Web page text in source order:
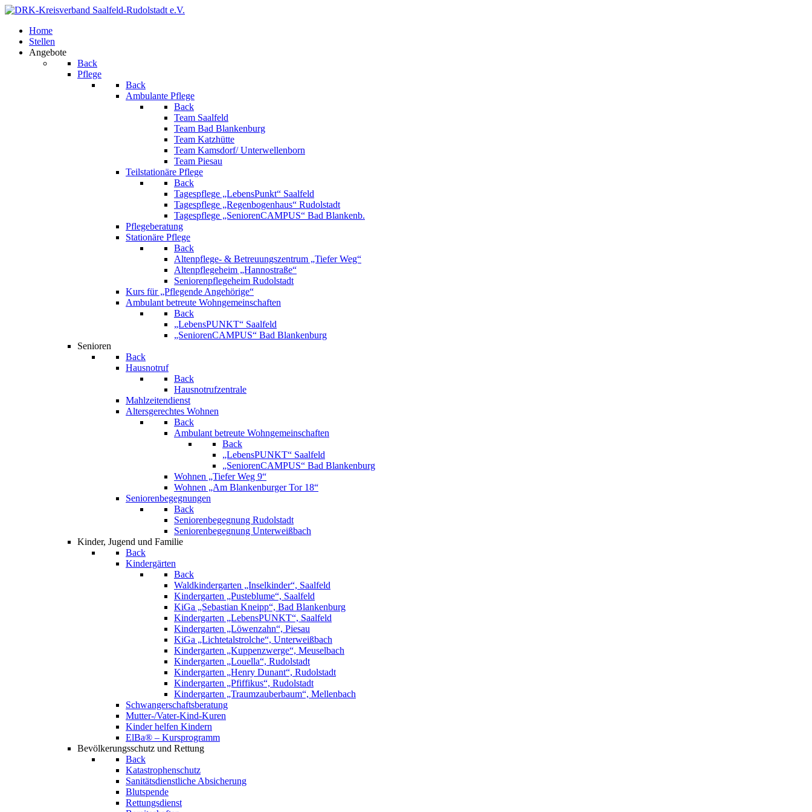
Home
Stellen
Angebote
Back
Pflege
Back
Ambulante Pflege
Back
Team Saalfeld
Team Bad Blankenburg
Team Katzhütte
Team Kamsdorf/ Unterwellenborn
Team Piesau
Teilstationäre Pflege
Back
Tagespflege „LebensPunkt“ Saalfeld
Tagespflege „Regenbogenhaus“ Rudolstadt
Tagespflege „SeniorenCAMPUS“ Bad Blankenb.
Pflegeberatung
Stationäre Pflege
Back
Altenpflege- & Betreuungszentrum „Tiefer Weg“
Altenpflegeheim „Hannostraße“
Seniorenpflegeheim Rudolstadt
Kurs für „Pflegende Angehörige“
Ambulant betreute Wohngemeinschaften
Back
„LebensPUNKT“ Saalfeld
„SeniorenCAMPUS“ Bad Blankenburg
Senioren
Back
Hausnotruf
Back
Hausnotrufzentrale
Mahlzeitendienst
Altersgerechtes Wohnen
Back
Ambulant betreute Wohngemeinschaften
Back
„LebensPUNKT“ Saalfeld
„SeniorenCAMPUS“ Bad Blankenburg
Wohnen „Tiefer Weg 9“
Wohnen „Am Blankenburger Tor 18“
Seniorenbegegnungen
Back
Seniorenbegegnung Rudolstadt
Seniorenbegegnung Unterweißbach
Kinder, Jugend und Familie
Back
Kindergärten
Back
Waldkindergarten „Inselkinder“, Saalfeld
Kindergarten „Pusteblume“, Saalfeld
KiGa „Sebastian Kneipp“, Bad Blankenburg
Kindergarten „LebensPUNKT“, Saalfeld
Kindergarten „Löwenzahn“, Piesau
KiGa „Lichtetalstrolche“, Unterweißbach
Kindergarten „Kuppenzwerge“, Meuselbach
Kindergarten „Louella“, Rudolstadt
Kindergarten „Henry Dunant“, Rudolstadt
Kindergarten „Pfiffikus“, Rudolstadt
Kindergarten „Traumzauberbaum“, Mellenbach
Schwangerschaftsberatung
Mutter-/Vater-Kind-Kuren
Kinder helfen Kindern
ElBa® – Kursprogramm
Bevölkerungsschutz und Rettung
Back
Katastrophenschutz
Sanitätsdienstliche Absicherung
Blutspende
Rettungsdienst